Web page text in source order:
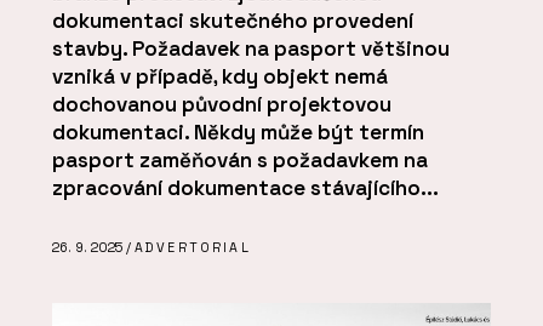
dokumentaci skutečného provedení
stavby. Požadavek na pasport většinou
vzniká v případě, kdy objekt nemá
dochovanou původní projektovou
dokumentaci. Někdy může být termín
pasport zaměňován s požadavkem na
zpracování dokumentace stávajícího...
26. 9. 2025 / ADVERTORIAL